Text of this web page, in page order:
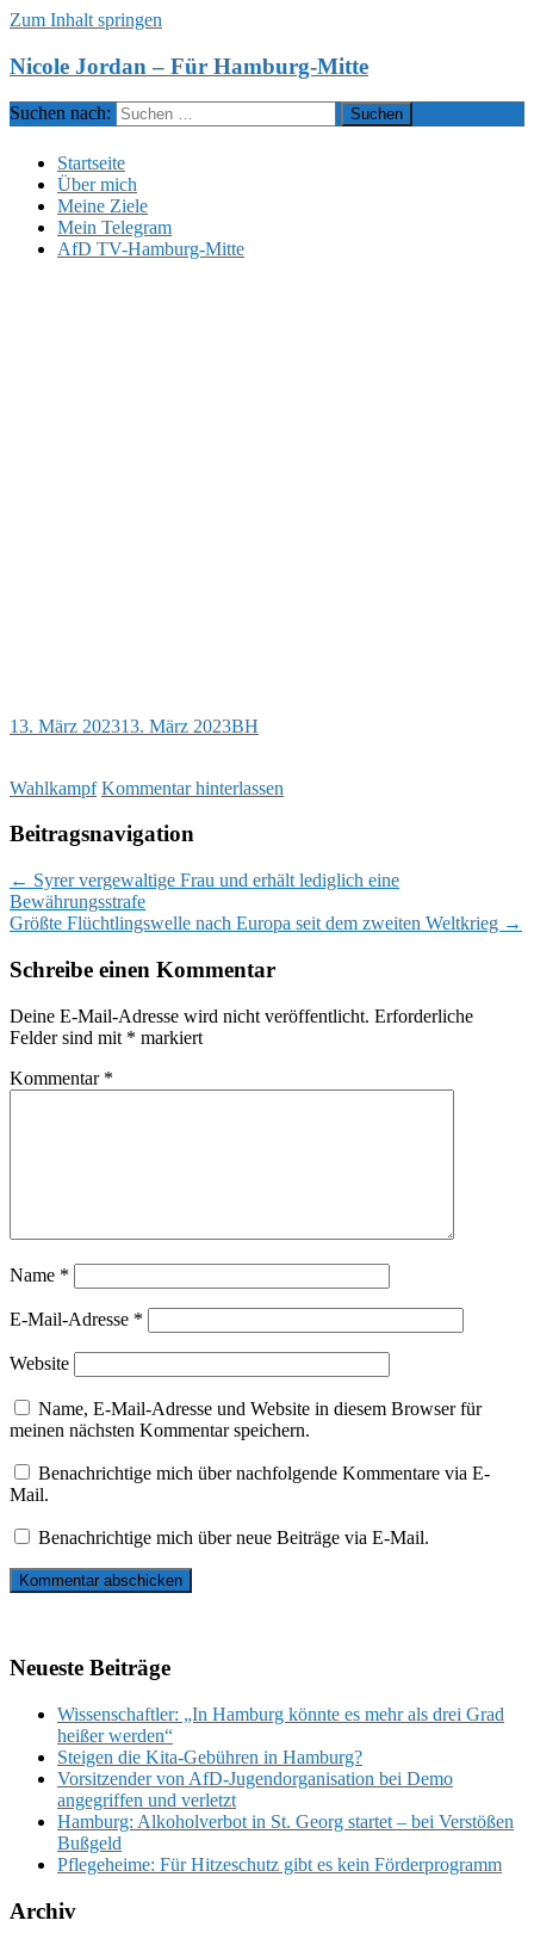
Zum Inhalt springen
Nicole Jordan – Für Hamburg-Mitte
Suchen nach:
Startseite
Über mich
Meine Ziele
Mein Telegram
AfD TV-Hamburg-Mitte
13. März 202313. März 2023BH
Wahlkampf Kommentar hinterlassen
Beitragsnavigation
← Syrer vergewaltige Frau und erhält lediglich eine
Bewährungsstrafe
Größte Flüchtlingswelle nach Europa seit dem zweiten Weltkrieg →
Schreibe einen Kommentar
Deine E-Mail-Adresse wird nicht veröffentlicht. Erforderliche
Felder sind mit * markiert
Kommentar *
Name *
E-Mail-Adresse *
Website
Name, E-Mail-Adresse und Website in diesem Browser für
meinen nächsten Kommentar speichern.
Benachrichtige mich über nachfolgende Kommentare via E-
Mail.
Benachrichtige mich über neue Beiträge via E-Mail.
Neueste Beiträge
Wissenschaftler: „In Hamburg könnte es mehr als drei Grad
heißer werden“
Steigen die Kita-Gebühren in Hamburg?
Vorsitzender von AfD-Jugendorganisation bei Demo
angegriffen und verletzt
Hamburg: Alkoholverbot in St. Georg startet – bei Verstößen
Bußgeld
Pflegeheime: Für Hitzeschutz gibt es kein Förderprogramm
Archiv